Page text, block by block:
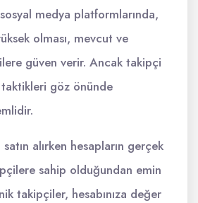
medya platformlarında,
olması, mevcut ve
güven verir. Ancak takipçi
taktikleri göz önünde
alırken hesapların gerçek
sahip olduğundan emin
takipçiler, hesabınıza değer